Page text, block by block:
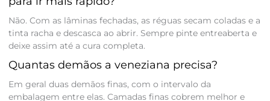
Não. Com as lâminas fechadas, as réguas secam coladas e a
tinta racha e descasca ao abrir. Sempre pinte entreaberta e
deixe assim até a cura completa.
Quantas demãos a veneziana precisa?
Em geral duas demãos finas, com o intervalo da
embalagem entre elas. Camadas finas cobrem melhor e